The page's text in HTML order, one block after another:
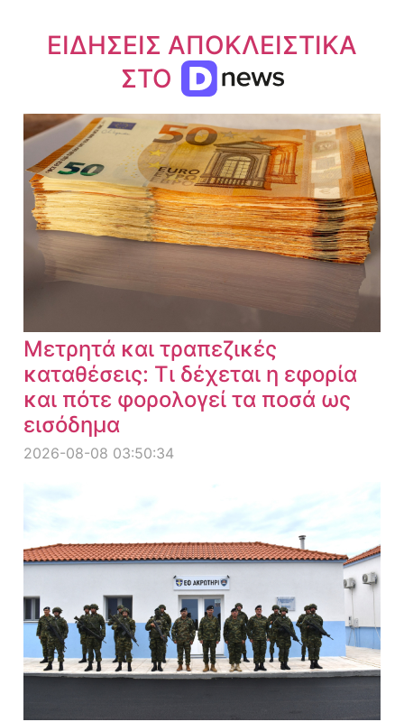
ΕΙΔΗΣΕΙΣ ΑΠΟΚΛΕΙΣΤΙΚΑ
ΣΤΟ
Μετρητά και τραπεζικές
καταθέσεις: Τι δέχεται η εφορία
και πότε φορολογεί τα ποσά ως
εισόδημα
2026-08-08 03:50:34